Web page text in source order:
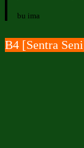
bu ima
B4 [Sentra